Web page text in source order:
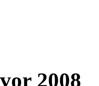
2008